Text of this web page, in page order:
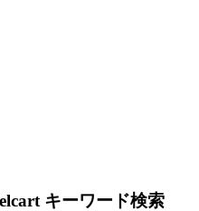
キーワード検索